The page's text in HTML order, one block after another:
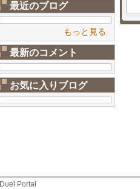
最近のブログ
もっと見る
最新のコメント
お気に入りブログ
Duel Portal